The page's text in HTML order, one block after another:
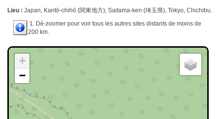
Lieu : Japan, Kantō-chihō (関東地方), Saitama-ken (埼玉県), Tokyo, Chichibu.
1. Dé-zoomer pour voir tous les autres sites distants de moins de
200 km.
+
−